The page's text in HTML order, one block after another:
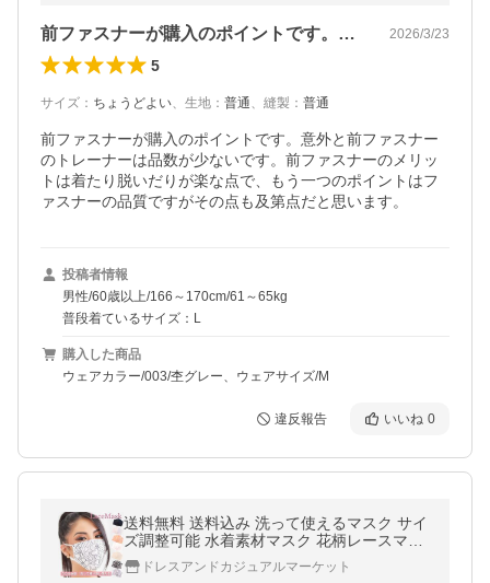
前ファスナーが購入のポイントです。意外… 2026/3/23
5
サイズ ： ちょうどよい、 生地 ： 普通、 縫製 ： 普通
前ファスナーが購入のポイントです。意外と前ファスナー
のトレーナーは品数が少ないです。前ファスナーのメリッ
トは着たり脱いだりが楽な点で、もう一つのポイントはフ
ァスナーの品質ですがその点も及第点だと思います。
投稿者情報
男性/60歳以上/166～170cm/61～65kg
普段着ているサイズ：L
購入した商品
ウェアカラー/003/杢グレー、ウェアサイズ/M
違反報告 いいね 0
送料無料 送料込み 洗って使えるマスク サイ
ズ調整可能 水着素材マスク 花柄レースマス
ク オールシーズン対応 春夏秋冬対応 立体 3
D エレガンス
ドレスアンドカジュアルマーケット